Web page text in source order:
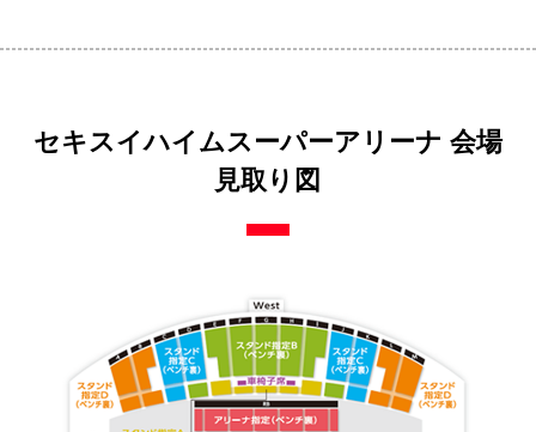
セキスイハイムスーパーアリーナ 会場
見取り図